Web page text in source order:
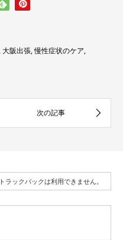
,大阪出張,慢性症状のケア,
トラックバックは利用できません。